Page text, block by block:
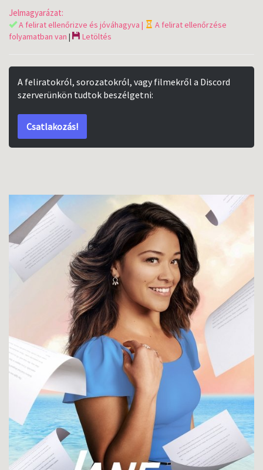
Jelmagyarázat:
A felirat ellenőrizve és jóváhagyva |
A felirat ellenőrzése
folyamatban van | Letöltés
A feliratokról, sorozatokról, vagy filmekről a Discord
szerverünkön tudtok beszélgetni:
Csatlakozás!